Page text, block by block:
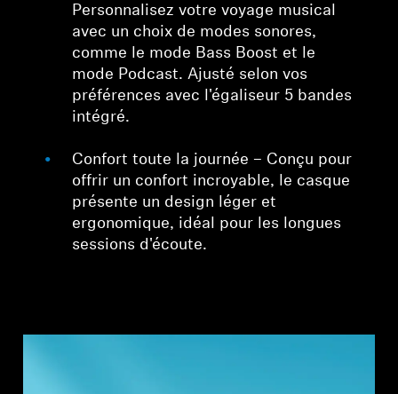
Personnalisez votre voyage musical
avec un choix de modes sonores,
comme le mode Bass Boost et le
mode Podcast. Ajusté selon vos
préférences avec l'égaliseur 5 bandes
intégré.
Confort toute la journée – Conçu pour
offrir un confort incroyable, le casque
présente un design léger et
ergonomique, idéal pour les longues
sessions d'écoute.